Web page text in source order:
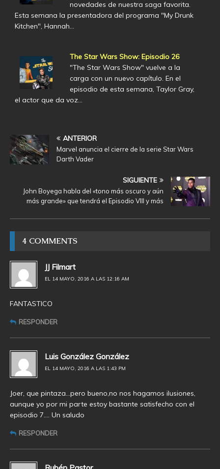
novedades de nuestra saga favorita.
Esta semana la presentadora del programa "My Drunk
Kitchen", Hannah…
The Star Wars Show: Episodio 26
"The Star Wars Show" vuelve a la
carga con un nuevo capítulo. En el
episodio de esta semana, Taylor Gray,
el actor que da voz…
ANTERIOR
Marvel anuncia el cierre de la serie Star Wars
Darth Vader
SIGUIENTE
John Boyega habla del «tono más oscuro y aún
más grande» que tendrá el Episodio VIII y más
4 COMMENTS
JJ Filmart
EL 14 MAYO, 2016 A LAS 12:16 AM
FANTASTICO
RESPONDER
Luis González González
EL 14 MAYO, 2016 A LAS 1:43 PM
Joer, que pintaza…pero bueno,no nos hagamos ilusiones,
aunque yo por mi parte estoy bastante satisfecho con el
episodio 7…. Un saludo
RESPONDER